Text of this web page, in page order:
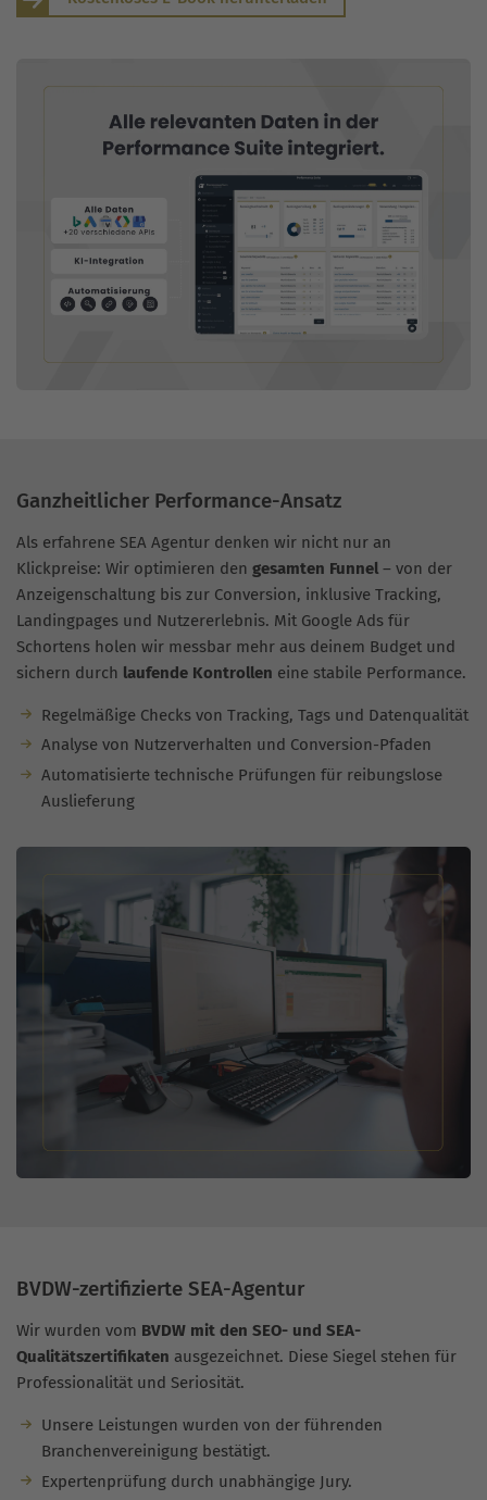
Ganzheitlicher Performance-Ansatz
Als erfahrene SEA Agentur denken wir nicht nur an
Klickpreise: Wir optimieren den gesamten Funnel – von der
Anzeigenschaltung bis zur Conversion, inklusive Tracking,
Landingpages und Nutzererlebnis. Mit Google Ads für
Schortens holen wir messbar mehr aus deinem Budget und
sichern durch laufende Kontrollen eine stabile Performance.
Regelmäßige Checks von Tracking, Tags und Datenqualität
Analyse von Nutzerverhalten und Conversion-Pfaden
Automatisierte technische Prüfungen für reibungslose
Auslieferung
BVDW-zertifizierte SEA-Agentur
Wir wurden vom BVDW mit den SEO- und SEA-
Qualitätszertifikaten ausgezeichnet. Diese Siegel stehen für
Professionalität und Seriosität.
Unsere Leistungen wurden von der führenden
Branchenvereinigung bestätigt.
Expertenprüfung durch unabhängige Jury.